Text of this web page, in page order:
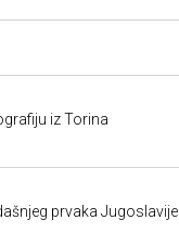
iz Torina
prvaka Jugoslavije